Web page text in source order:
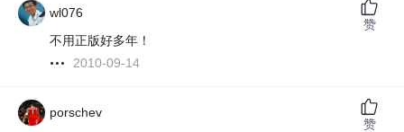
wl076
不用正版好多年！
2010-09-14
赞
porschev
赞